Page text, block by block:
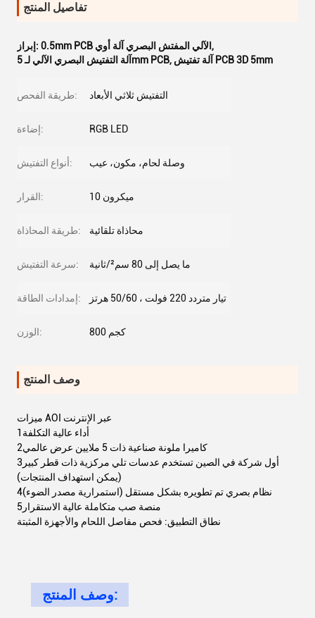
تفاصيل المنتج
إبراز: 0.5mm PCB الآلي المفتش البصري آلة أوي ,
آلة التفتيش البصري الآلي لـ 5mm PCB, آلة تفتيش PCB 3D 5mm
طريقة الفحص: التفتيش ثلاثي الأبعاد
إضاءة: RGB LED
أنواع التفتيش: وصلة لحام، مكون، عيب
القرار: 10 ميكرون
طريقة المحاذاة: محاذاة تلقائية
سرعة التفتيش: ما يصل إلى 80 سم²/ثانية
إمدادات الطاقة: تيار متردد 220 فولت ، 50/60 هرتز
الوزن: 800 كجم
وصف المنتج
ميزات AOI عبر الإنترنت
1أداء عالية التكلفة
2كاميرا ملونة صناعية ذات 5 ملايين عرض عالمي
3أول شركة في الصين تستخدم عدسات تلي مركزية ذات قطر كبير
(يمكن استهداف المنتجات)
4نظام بصري تم تطويره بشكل مستقل (استمرارية مصدر الضوء)
5منصة صب متكاملة عالية الاستقرار
نطاق التطبيق: فحص مفاصل اللحام والأجهزة المثبتة
وصف المنتج: